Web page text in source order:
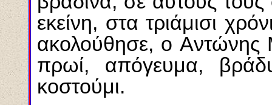
εκείνη, στα τριάμισι
ακολούθησε, ο Aντώνης
πρωί, απόγευμα,
κοστούμι.